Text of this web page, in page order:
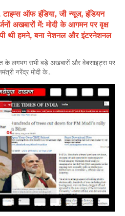
टाइम्स ऑफ इंडिया, जी न्यूज, इंडियन
अखबारों में: मोदी के आगमन पर वृक्ष
थी हमने, बना नेशनल और इंटरनेशनल
के लगभग सभी बड़े अखबारों और वेबसाइट्स पर
नरेंद्र मोदी के...